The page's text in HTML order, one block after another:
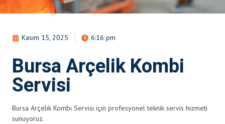
Kasım 15, 2025 6:16 pm
Bursa Arçelik Kombi
Servisi
Bursa Arçelik Kombi Servisi için profesyonel teknik servis hizmeti
sunuyoruz.